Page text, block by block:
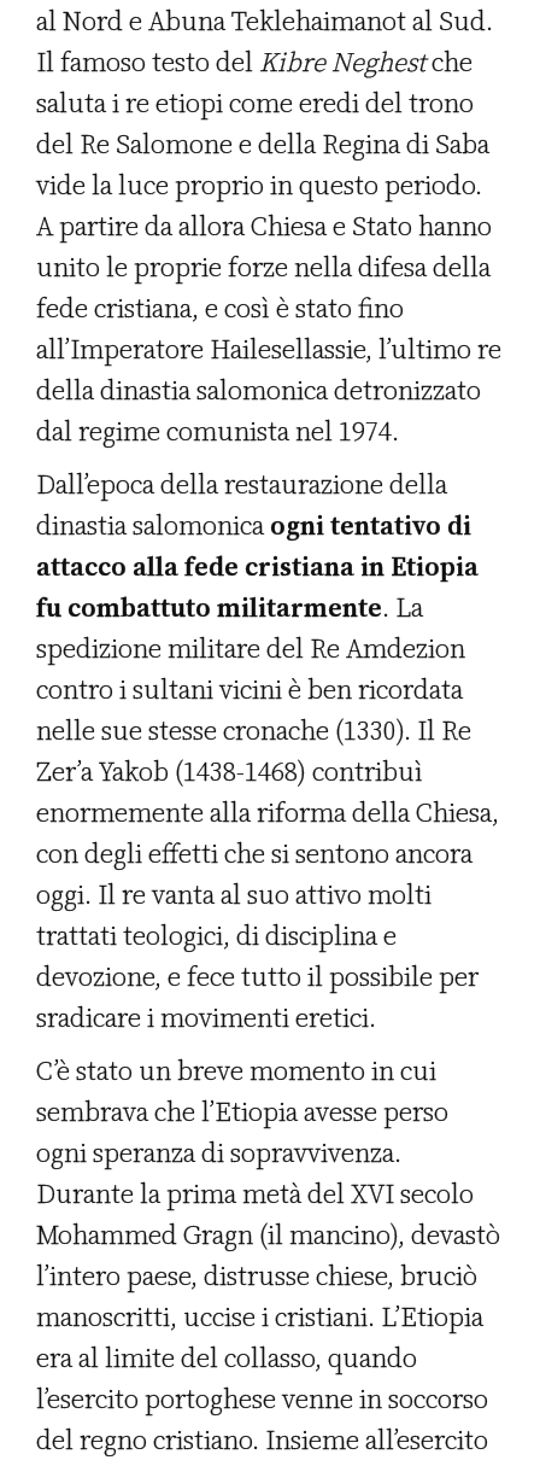
al Nord e Abuna Teklehaimanot al Sud.
Il famoso testo del Kibre Neghestche
saluta i re etiopi come eredi del trono
del Re Salomone e della Regina di Saba
vide la luce proprio in questo periodo.
A partire da allora Chiesa e Stato hanno
unito le proprie forze nella difesa della
fede cristiana, e così è stato fino
all’Imperatore Hailesellassie, l’ultimo re
della dinastia salomonica detronizzato
dal regime comunista nel 1974.
Dall’epoca della restaurazione della
dinastia salomonicaogni tentativo di
attacco alla fede cristiana in Etiopia
fu combattuto militarmente. La
spedizione militare del Re Amdezion
contro i sultani vicini è ben ricordata
nelle sue stesse cronache (1330). Il Re
Zer’a Yakob (1438-1468) contribuì
enormemente alla riforma della Chiesa,
con degli effetti che si sentono ancora
oggi. Il re vanta al suo attivo molti
trattati teologici, di disciplina e
devozione, e fece tutto il possibile per
sradicare i movimenti eretici.
C’è stato un breve momento in cui
sembrava che l’Etiopia avesse perso
ogni speranza di sopravvivenza.
Durante la prima metà del XVI secolo
Mohammed Gragn (il mancino), devastò
l’intero paese, distrusse chiese, bruciò
manoscritti, uccise i cristiani. L’Etiopia
era al limite del collasso, quando
l’esercito portoghese venne in soccorso
del regno cristiano. Insieme all’esercito